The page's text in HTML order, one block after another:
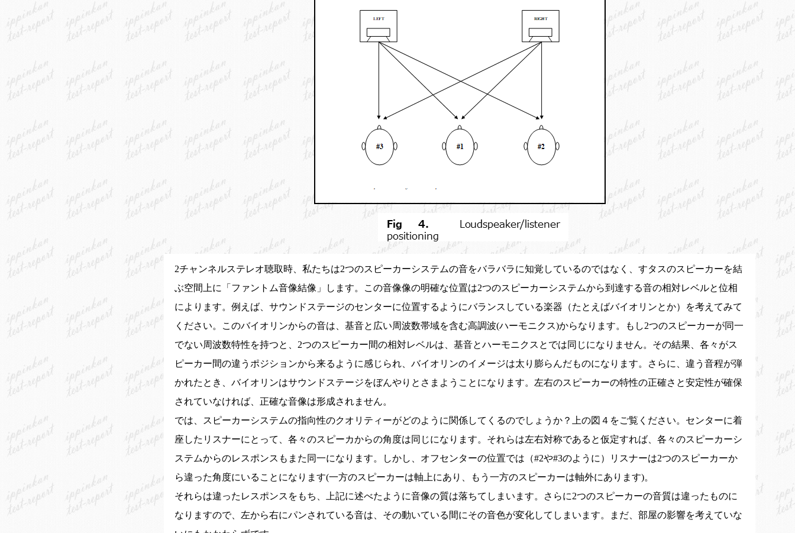
2チャンネルステレオ聴取時、私たちは2つのスピーカーシステムの音をバラバラに知覚しているのではなく、すタスのスピーカーを結
ぶ空間上に「ファントム音像結像」します。この音像像の明確な位置は2つのスピーカーシステムから到達する音の相対レベルと位相
によります。例えば、サウンドステージのセンターに位置するようにバランスしている楽器（たとえばバイオリンとか）を考えてみて
ください。このバイオリンからの音は、基音と広い周波数帯域を含む高調波(ハーモニクス)からなります。もし2つのスピーカーが同一
でない周波数特性を持つと、2つのスピーカー間の相対レベルは、基音とハーモニクスとでは同じになりません。その結果、各々がス
ピーカー間の違うポジションから来るように感じられ、バイオリンのイメージは太り膨らんだものになります。さらに、違う音程が弾
かれたとき、バイオリンはサウンドステージをぼんやりとさまようことになります。左右のスピーカーの特性の正確さと安定性が確保
されていなければ、正確な音像は形成されません。
では、スピーカーシステムの指向性のクオリティーがどのように関係してくるのでしょうか？上の図４をご覧ください。センターに着
座したリスナーにとって、各々のスピーカからの角度は同じになります。それらは左右対称であると仮定すれば、各々のスピーカーシ
ステムからのレスポンスもまた同一になります。しかし、オフセンターの位置では（#2や#3のように）リスナーは2つのスピーカーか
ら違った角度にいることになります(一方のスピーカーは軸上にあり、もう一方のスピーカーは軸外にあります)。
それらは違ったレスポンスをもち、上記に述べたように音像の質は落ちてしまいます。さらに2つのスピーカーの音質は違ったものに
なりますので、左から右にパンされている音は、その動いている間にその音色が変化してしまいます。まだ、部屋の影響を考えていな